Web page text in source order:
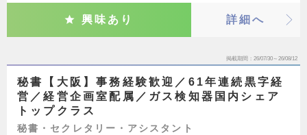
興味あり 詳細へ
掲載期間 26/07/30～26/08/12
秘書【大阪】事務経験歓迎／61年連続黒字経
営／経営企画室配属／ガス検知器国内シェア
トップクラス
秘書・セクレタリー・アシスタント